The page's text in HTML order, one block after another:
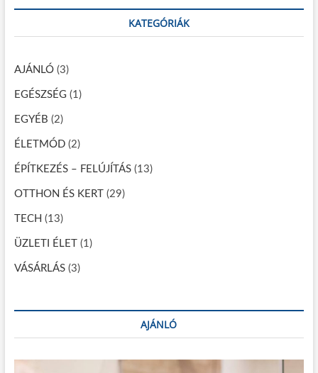
n
a
v
i
g
á
c
i
ó
r
h
KATEGÓRIÁK
AJÁNLÓ(3)
EGÉSZSÉG (1)
EGYÉB (2)
ÉLETMÓD(2)
ÉPÍTKEZÉS – FELÚJÍTÁS(13)
OTTHON ÉS KERT (29)
TECH (13)
ÜZLETI ÉLET (1)
VÁSÁRLÁS(3)
AJÁNLÓ